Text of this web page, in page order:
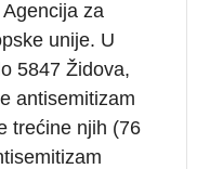
za
unije. U
5847 Židova,
antisemitizam
trećine njih (76